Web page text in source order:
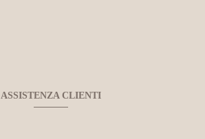
ASSISTENZA CLIENTI